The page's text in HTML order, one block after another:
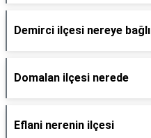
Demirci ilçesi nereye bağlı
Domalan ilçesi nerede
Eflani nerenin ilçesi